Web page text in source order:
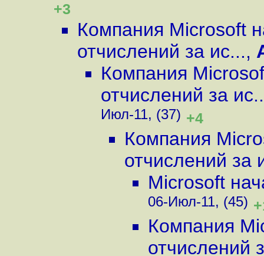
+3
Компания Microsoft
отчислений за ис...,
Компания
отчислений за
Июл-11, (37) +4
Компания
отчислений за
Microsoft
06-Июл-11, (45)
Компания
отчислений